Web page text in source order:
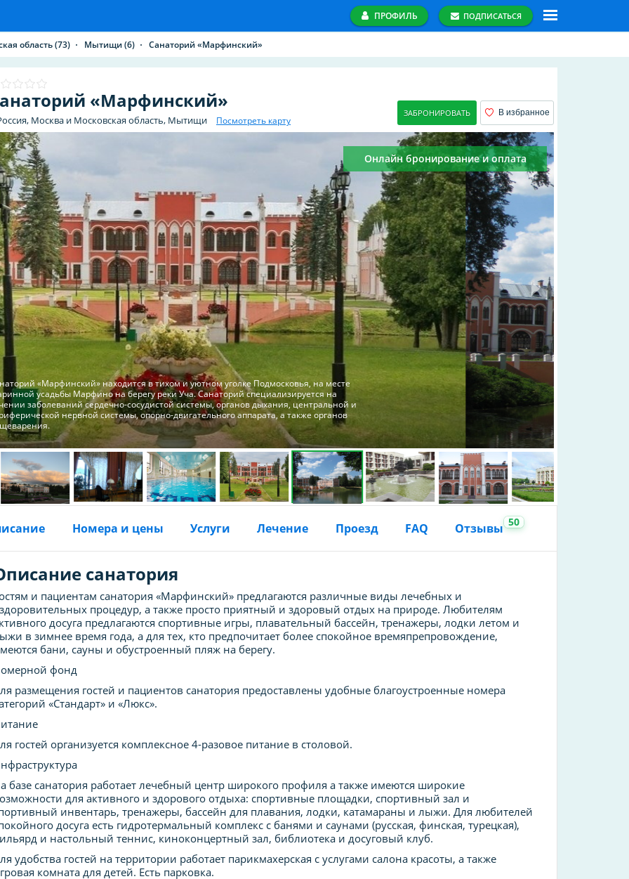
ПРОФИЛЬ ПОДПИСАТЬСЯ
область(73) Мытищи(6) Санаторий «Марфинский»
«Марфинский»
Москва и Московская область, Мытищи Посмотреть карту
ЗАБРОНИРОВАТЬ В избранное
Онлайн бронирование и оплата
«Марфинский» находится в тихом и уютном уголке Подмосковья, на месте
усадьбы Марфино на берегу реки Уча. Санаторий специализируется на
заболеваний сердечно-сосудистой системы, органов дыхания, центральной и
нервной системы, опорно-двигательного аппарата, а также органов
Номера и цены Услуги Лечение Проезд FAQ Отзывы 50
санатория
и пациентам санатория «Марфинский» предлагаются различные виды лечебных и
процедур, а также просто приятный и здоровый отдых на природе. Любителям
досуга предлагаются спортивные игры, плавательный бассейн, тренажеры, лодки летом и
в зимнее время года, а для тех, кто предпочитает более спокойное времяпрепровождение,
бани, сауны и обустроенный пляж на берегу.
фонд
размещения гостей и пациентов санатория предоставлены удобные благоустроенные номера
«Стандарт» и «Люкс».
гостей организуется комплексное 4-разовое питание в столовой.
базе санатория работает лечебный центр широкого профиля а также имеются широкие
для активного и здорового отдыха: спортивные площадки, спортивный зал и
инвентарь, тренажеры, бассейн для плавания, лодки, катамараны и лыжи. Для любителей
досуга есть гидротермальный комплекс с банями и саунами (русская, финская, турецкая),
и настольный теннис, киноконцертный зал, библиотека и досуговый клуб.
удобства гостей на территории работает парикмахерская с услугами салона красоты, а также
комната для детей. Есть парковка.